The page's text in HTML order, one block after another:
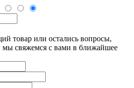
товар или остались вопросы,
свяжемся с вами в ближайшее